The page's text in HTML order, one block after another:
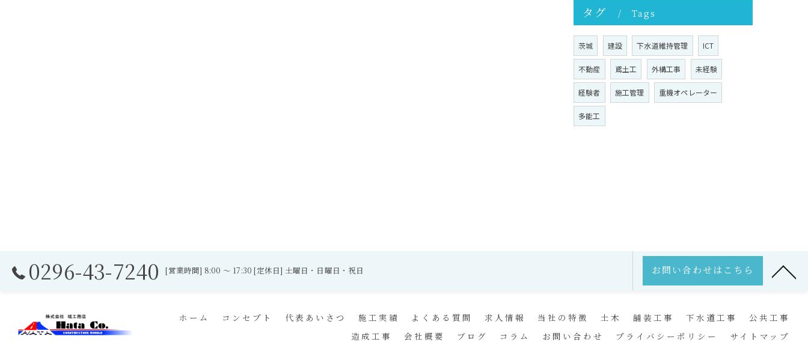
タグ Tags
茨城 建設 下水道維持管理 ICT
不動産 鳶土工 外構工事 未経験
経験者 施工管理 重機オペレーター
多能工
0296-43-7240 [営業時間] 8:00 ～ 17:30 [定休日] 土曜日・日曜日・祝日 お問い合わせはこちら
ホーム コンセプト 代表あいさつ 施工実績 よくある質問 求人情報 当社の特徴 土木 舗装工事 下水道工事
公共工事
造成工事
会社概要 ブログ コラム お問い合わせ プライバシーポリシー サイトマップ